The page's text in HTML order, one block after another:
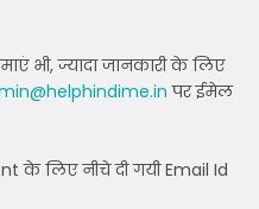
भी, ज्यादा जानकारी के लिए
पर ईमेल
के लिए नीचे दी गयी Email Id